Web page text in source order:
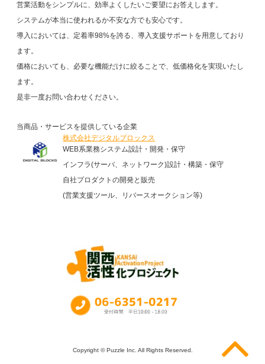
営業活動をシンプルに、効率よくしたいご要望にお答えします。
システムが本当に使われるか不安な⽅でも安⼼です。
導⼊においては、定着率98%を誇る、導⼊⽀援サポートを⽤意しており
ます。
価格においても、必要な機能だけに絞ることで、低価格化を実現いたし
ます。
是⾮⼀度お問い合わせください。
当商品・サービスを提供している企業
株式会社デジタルブロックス
WEB系業務システム設計・開発・保守
インフラ(サーバ、ネットワーク)設計・構築・保守
自社プロダクトの開発と販売
(営業支援ツール、リバースオークション等)
Copyright © Puzzle Inc. All Rights Reserved.